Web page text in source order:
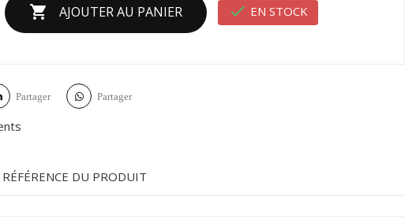
 AJOUTER AU PANIER  EN STOCK
Partager Partager
RÉFÉRENCE DU PRODUIT